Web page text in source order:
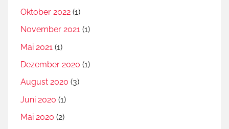
Oktober 2022 (1)
November 2021 (1)
Mai 2021 (1)
Dezember 2020 (1)
August 2020 (3)
Juni 2020 (1)
Mai 2020 (2)